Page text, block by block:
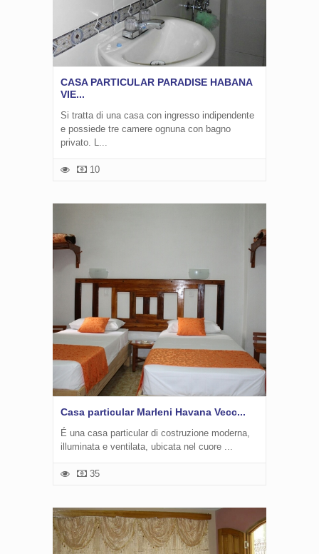
CASA PARTICULAR PARADISE HABANA
VIE...
Si tratta di una casa con ingresso indipendente
e possiede tre camere ognuna con bagno
privato. L...
10
Casa particular Marleni Havana Vecc...
É una casa particular di costruzione moderna,
illuminata e ventilata, ubicata nel cuore ...
35